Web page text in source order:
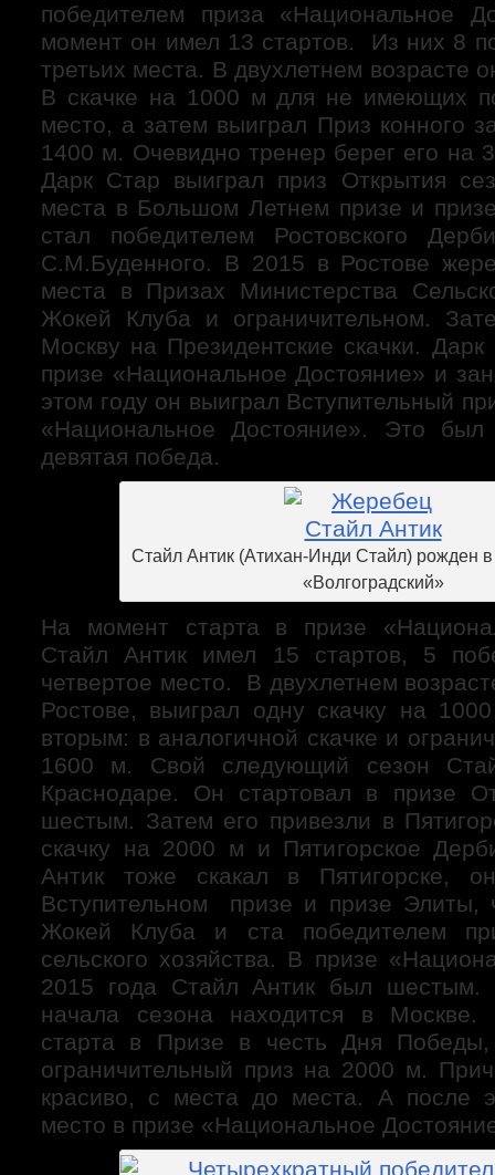
победителем приза «Национальное
момент он имел 13 стартов. Из них 8
третьих места. В двухлетнем возрасте
В скачке на 1000 м для не имеющих
место, а затем выиграл Приз конного
1400 м. Очевидно тренер берег его на
Дарк Стар выиграл приз Открытия
места в Большом Летнем призе и
стал победителем Ростовского
С.М.Буденного. В 2015 в Ростове
места в Призах Министерства
Жокей Клуба и ограничительном.
Москву на Президентские скачки.
призе «Национальное Достояние» и
этом году он выиграл Вступительный
«Национальное Достояние». Это
девятая победа.
Стайл Антик (Атихан-Инди Стайл) рожден в
«Волгоградский»
На момент старта в призе
Стайл Антик имел 15 стартов, 5
четвертое место. В двухлетнем
Ростове, выиграл одну скачку на
вторым: в аналогичной скачке и
1600 м. Свой следующий сезон
Краснодаре. Он стартовал в призе
шестым. Затем его привезли в
скачку на 2000 м и Пятигорское
Антик тоже скакал в Пятигорске,
Вступительном призе и призе Элиты,
Жокей Клуба и ста победителем
сельского хозяйства. В призе
2015 года Стайл Антик был
начала сезона находится в Москве.
старта в Призе в честь Дня
ограничительный приз на 2000 м.
красиво, с места до места. А после
место в призе «Национальное